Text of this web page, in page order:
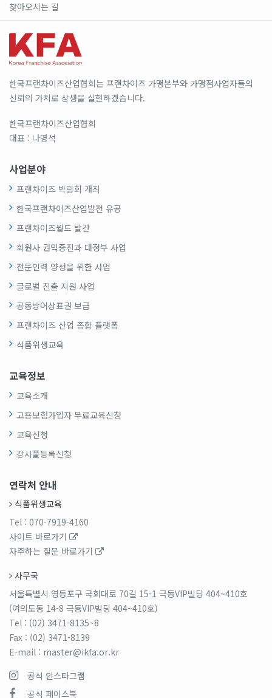
찾아오시는 길
한국프랜차이즈산업협회는 프랜차이즈 가맹본부와 가맹점사업자들의
신뢰의 가치로 상생을 실현하겠습니다.
한국프랜차이즈산업협회
대표 : 나명석
사업분야
프랜차이즈 박람회 개최
한국프랜차이즈산업발전 유공
프랜차이즈월드 발간
회원사 권익증진과 대정부 사업
전문인력 양성을 위한 사업
글로벌 진출 지원 사업
공동방어상표권 보급
프랜차이즈 산업 종합 플랫폼
식품위생교육
교육정보
교육소개
고용보험가입자 무료교육신청
교육신청
강사풀등록신청
연락처 안내
식품위생교육
Tel : 070-7919-4160
사이트 바로가기
자주하는 질문 바로가기
사무국
서울특별시 영등포구 국회대로 70길 15-1 극동VIP빌딩 404~410호
(여의도동 14-8 극동VIP빌딩 404~410호)
Tel : (02) 3471-8135~8
Fax : (02) 3471-8139
E-mail : master@ikfa.or.kr
공식 인스타그램
공식 페이스북